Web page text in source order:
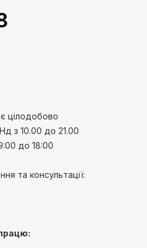
цілодобово
з 10.00 до 21.00
до 18:00
та консультації: